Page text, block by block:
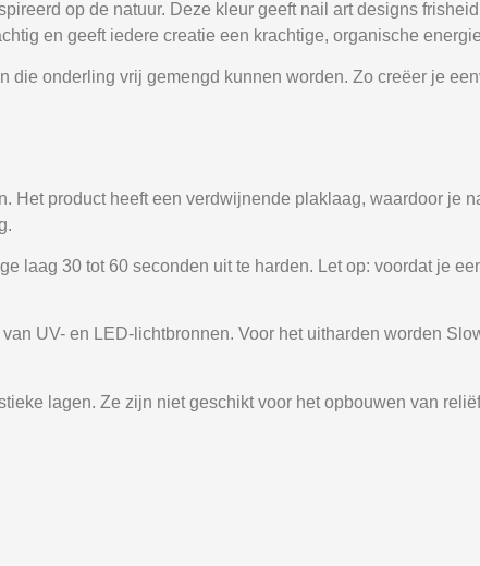
op de natuur. Deze kleur geeft nail art designs
en geeft iedere creatie een krachtige, organische
die onderling vrij gemengd kunnen worden. Zo creëer je
Het product heeft een verdwijnende plaklaag, waardoor je
laag 30 tot 60 seconden uit te harden. Let op: voordat je
UV- en LED-lichtbronnen. Voor het uitharden worden
lagen. Ze zijn niet geschikt voor het opbouwen van